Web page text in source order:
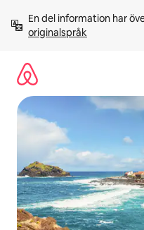
innehåll
En del information har
originalspråk